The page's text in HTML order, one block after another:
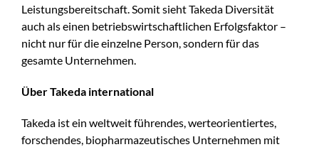
Leistungsbereitschaft. Somit sieht Takeda Diversität
auch als einen betriebswirtschaftlichen Erfolgsfaktor –
nicht nur für die einzelne Person, sondern für das
gesamte Unternehmen.
Über Takeda international
Takeda ist ein weltweit führendes, werteorientiertes,
forschendes, biopharmazeutisches Unternehmen mit